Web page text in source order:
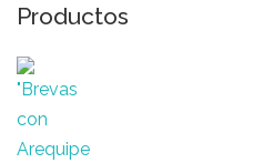
Productos